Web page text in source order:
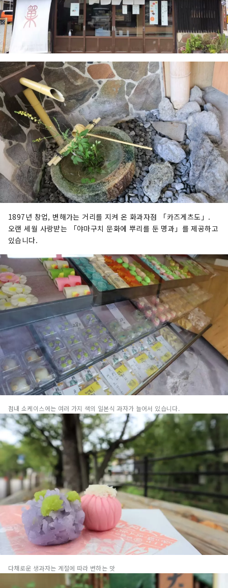
1897년 창업, 변해가는 거리를 지켜 온 화과자점 「카즈게츠도」.
오랜 세월 사랑받는 「야마구치 문화에 뿌리를 둔 명과」를 제공하고
있습니다.
점내 쇼케이스에는 여러 가지 색의 일본식 과자가 늘어서 있습니다.
다채로운 생과자는 계절에 따라 변하는 맛